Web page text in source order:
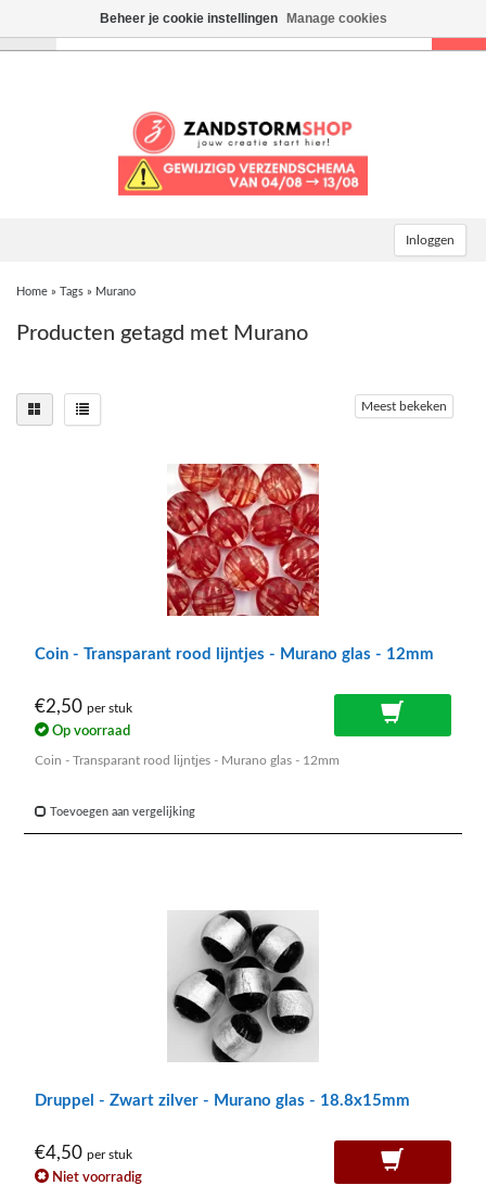
Inloggen
Home » Tags » Murano
Producten getagd met Murano
Meest bekeken
Coin - Transparant rood lijntjes - Murano glas - 12mm
€2,50 per stuk
Op voorraad
Coin - Transparant rood lijntjes - Murano glas - 12mm
Toevoegen aan vergelijking
Druppel - Zwart zilver - Murano glas - 18.8x15mm
€4,50 per stuk
Niet voorradig
Beheer je cookie instellingen Manage cookies